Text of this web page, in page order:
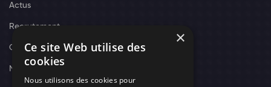
Actus
Recrutement
Contact
Nos techniciens
×
Ce site Web utilise des
cookies
Nous utilisons des cookies pour